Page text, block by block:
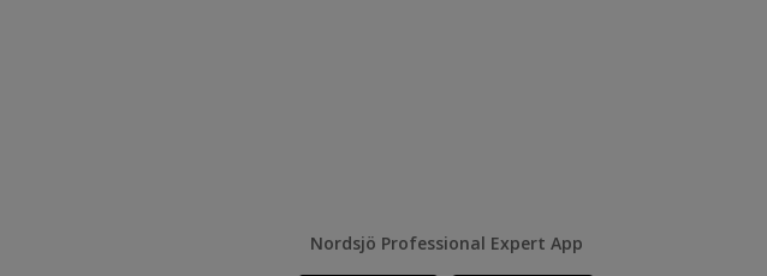
Nordsjö Professional Expert App